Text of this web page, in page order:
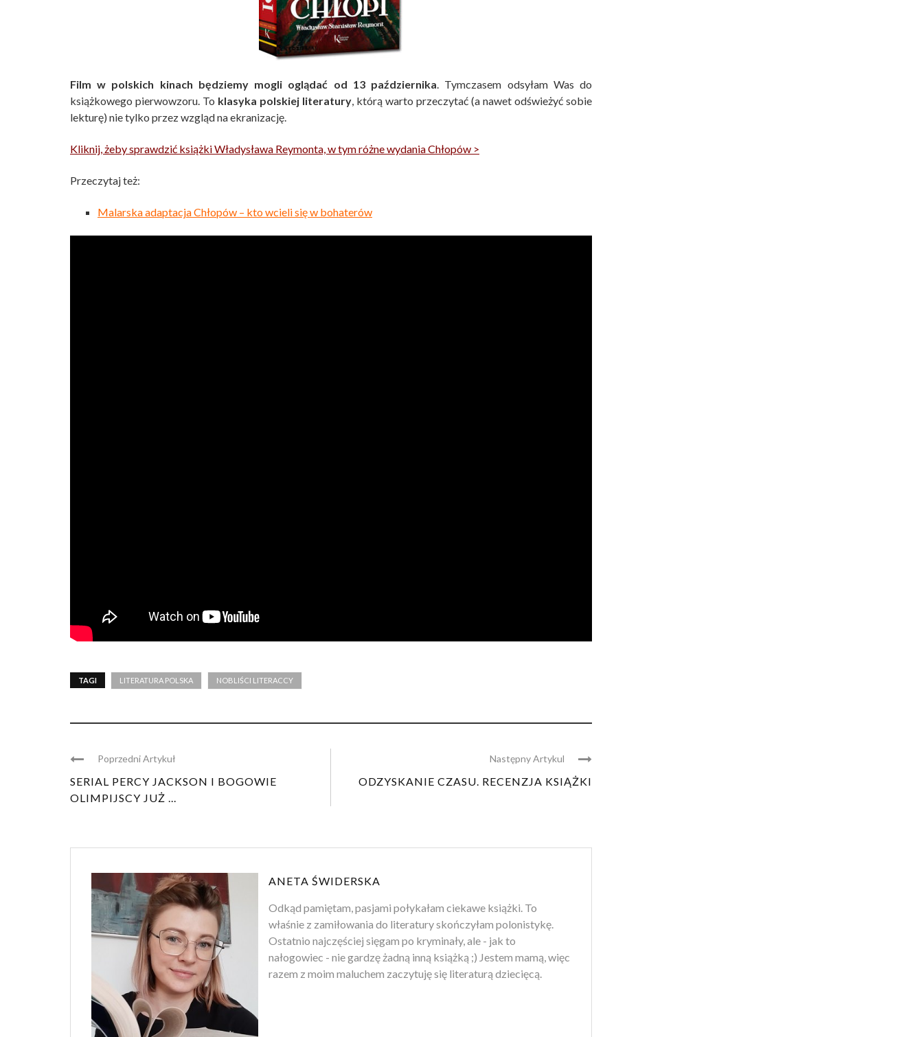
Film w polskich kinach będziemy mogli oglądać od 13 października. Tymczasem odsyłam Was do
książkowego pierwowzoru. To klasyka polskiej literatury, którą warto przeczytać (a nawet odświeżyć sobie
lekturę) nie tylko przez wzgląd na ekranizację.
Kliknij, żeby sprawdzić książki Władysława Reymonta, w tym różne wydania Chłopów >
Przeczytaj też:
Malarska adaptacja Chłopów – kto wcieli się w bohaterów
TAGI LITERATURA POLSKA NOBLIŚCI LITERACCY
Poprzedni Artykuł
SERIAL PERCY JACKSON I BOGOWIE
OLIMPIJSCY JUŻ ...
Następny Artykul
ODZYSKANIE CZASU. RECENZJA KSIĄŻKI
ANETA ŚWIDERSKA
Odkąd pamiętam, pasjami połykałam ciekawe książki. To
właśnie z zamiłowania do literatury skończyłam polonistykę.
Ostatnio najczęściej sięgam po kryminały, ale - jak to
nałogowiec - nie gardzę żadną inną książką ;) Jestem mamą, więc
razem z moim maluchem zaczytuję się literaturą dziecięcą.